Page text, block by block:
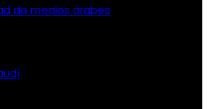
de medios árabes